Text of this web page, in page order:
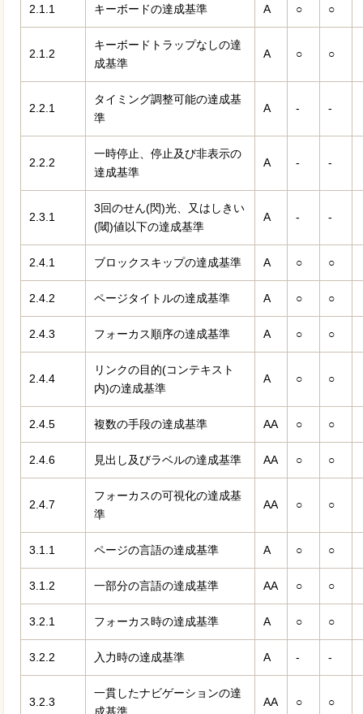
2.1.1 キーボードの達成基準 A ○ ○
2.1.2
キーボードトラップなしの達
成基準
A ○ ○
2.2.1
タイミング調整可能の達成基
準
A - -
2.2.2
一時停止、停止及び非表示の
達成基準
A - -
2.3.1
3回のせん(閃)光、又はしきい
(閾)値以下の達成基準
A - -
2.4.1 ブロックスキップの達成基準 A ○ ○
2.4.2 ページタイトルの達成基準 A ○ ○
2.4.3 フォーカス順序の達成基準 A ○ ○
2.4.4
リンクの目的(コンテキスト
内)の達成基準
A ○ ○
2.4.5 複数の手段の達成基準 AA ○ ○
2.4.6 見出し及びラベルの達成基準 AA ○ ○
2.4.7
フォーカスの可視化の達成基
準
AA ○ ○
3.1.1 ページの言語の達成基準 A ○ ○
3.1.2 一部分の言語の達成基準 AA ○ ○
3.2.1 フォーカス時の達成基準 A ○ ○
3.2.2 入力時の達成基準 A - -
3.2.3
一貫したナビゲーションの達
AA ○ ○